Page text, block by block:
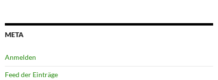
META
Anmelden
Feed der Einträge